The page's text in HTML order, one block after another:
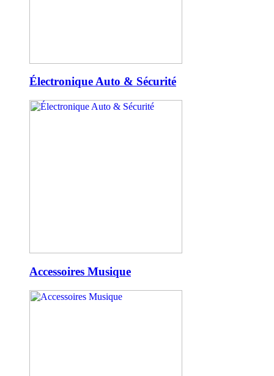
Électronique Auto & Sécurité
Accessoires Musique